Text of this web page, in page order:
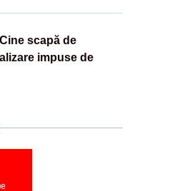
scapă de
impuse de